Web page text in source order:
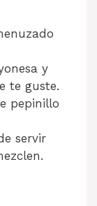
y
te guste.
pepinillo
servir